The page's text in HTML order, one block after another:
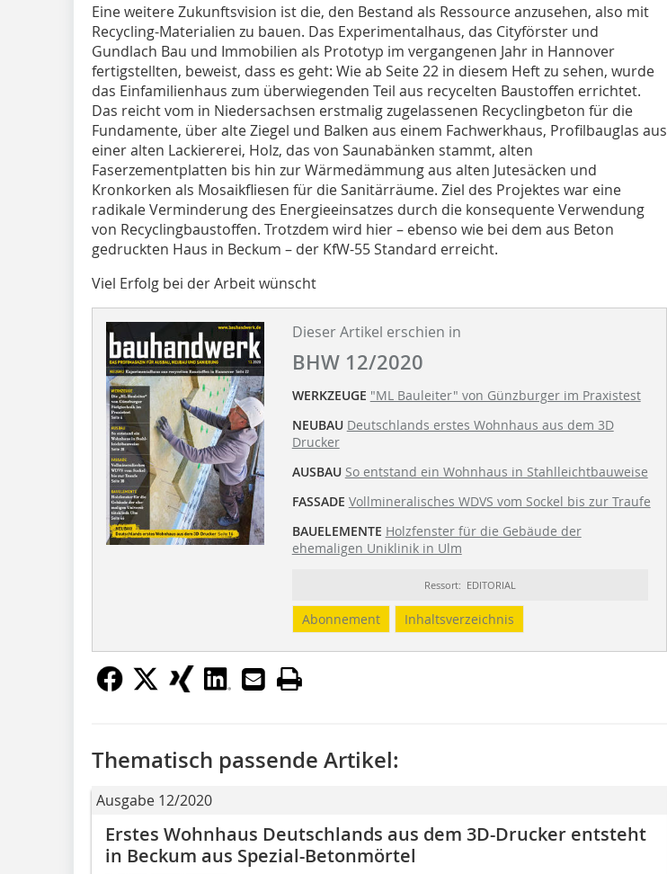
Eine weitere Zukunftsvision ist die, den Bestand als Ressource anzusehen, also mit
Recycling-Materialien zu bauen. Das Experimentalhaus, das Cityförster und
Gundlach Bau und Immobilien als Prototyp im vergangenen Jahr in Hannover
fertigstellten, beweist, dass es geht: Wie ab Seite 22 in diesem Heft zu sehen, wurde
das Einfamilienhaus zum überwiegenden Teil aus recycelten Baustoffen errichtet.
Das reicht vom in Niedersachsen erstmalig zugelassenen Recyclingbeton für die
Fundamente, über alte Ziegel und Balken aus einem Fachwerkhaus, Profilbauglas aus
einer alten Lackiererei, Holz, das von Saunabänken stammt, alten
Faserzementplatten bis hin zur Wärmedämmung aus alten Jutesäcken und
Kronkorken als Mosaikfliesen für die Sanitärräume. Ziel des Projektes war eine
radikale Verminderung des Energieeinsatzes durch die konsequente Verwendung
von Recyclingbaustoffen. Trotzdem wird hier – ebenso wie bei dem aus Beton
gedruckten Haus in Beckum – der KfW-55 Standard erreicht.
Viel Erfolg bei der Arbeit wünscht
Dieser Artikel erschien in
BHW 12/2020
WERKZEUGE "ML Bauleiter" von Günzburger im Praxistest
NEUBAU Deutschlands erstes Wohnhaus aus dem 3D
Drucker
AUSBAU So entstand ein Wohnhaus in Stahlleichtbauweise
FASSADE Vollmineralisches WDVS vom Sockel bis zur Traufe
BAUELEMENTE Holzfenster für die Gebäude der
ehemaligen Uniklinik in Ulm
Ressort: EDITORIAL
Abonnement Inhaltsverzeichnis
Thematisch passende Artikel:
Ausgabe 12/2020
Erstes Wohnhaus Deutschlands aus dem 3D-Drucker entsteht
in Beckum aus Spezial-Betonmörtel